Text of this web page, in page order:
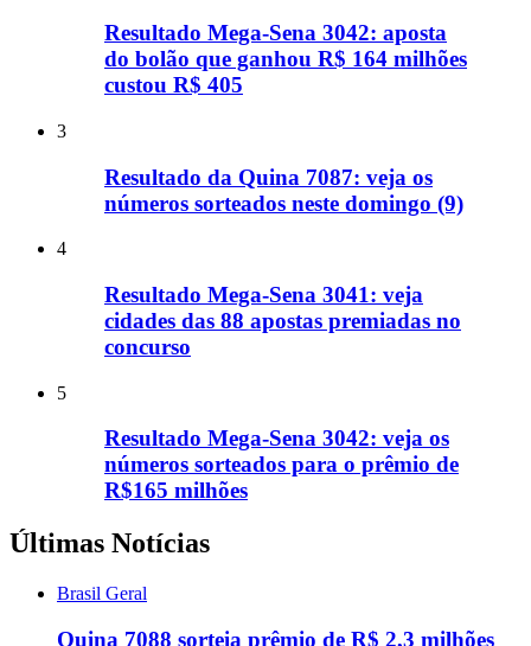
Resultado Mega-Sena 3042: aposta
do bolão que ganhou R$ 164 milhões
custou R$ 405
3
Resultado da Quina 7087: veja os
números sorteados neste domingo (9)
4
Resultado Mega-Sena 3041: veja
cidades das 88 apostas premiadas no
concurso
5
Resultado Mega-Sena 3042: veja os
números sorteados para o prêmio de
R$165 milhões
Últimas Notícias
Brasil Geral
Quina 7088 sorteia prêmio de R$ 2,3 milhões